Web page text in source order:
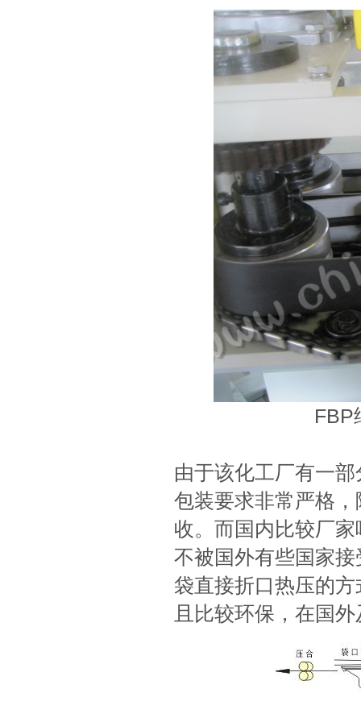
FBP
由于该化工厂有一
包装要求非常严格
收。而国内比较厂
不被国外有些国家
袋直接折口热压的
且比较环保，在国